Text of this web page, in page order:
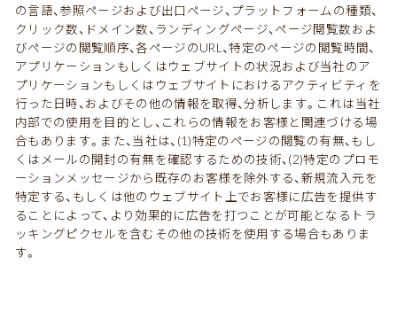
の言語、参照ページおよび出口ページ、プラットフォームの種類、
クリック数、ドメイン数、ランディングページ、ページ閲覧数およ
びページの閲覧順序、各ページのURL、特定のページの閲覧時間、
アプリケーションもしくはウェブサイトの状況および当社のア
プリケーションもしくはウェブサイトにおけるアクティビティを
行った日時、およびその他の情報を取得、分析します。これは当社
内部での使用を目的とし、これらの情報をお客様と関連づける場
合もあります。また、当社は、(1)特定のページの閲覧の有無、もし
くはメールの開封の有無を確認するための技術、(2)特定のプロモ
ーションメッセージから既存のお客様を除外する、新規流入元を
特定する、もしくは他のウェブサイト上でお客様に広告を提供す
ることによって、より効果的に広告を打つことが可能となるトラ
ッキングピクセルを含むその他の技術を使用する場合もありま
す。